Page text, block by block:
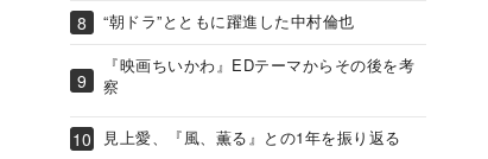
“朝ドラ”とともに躍進した中村倫也
『映画ちいかわ』EDテーマからその後を考
察
見上愛、『風、薫る』との1年を振り返る